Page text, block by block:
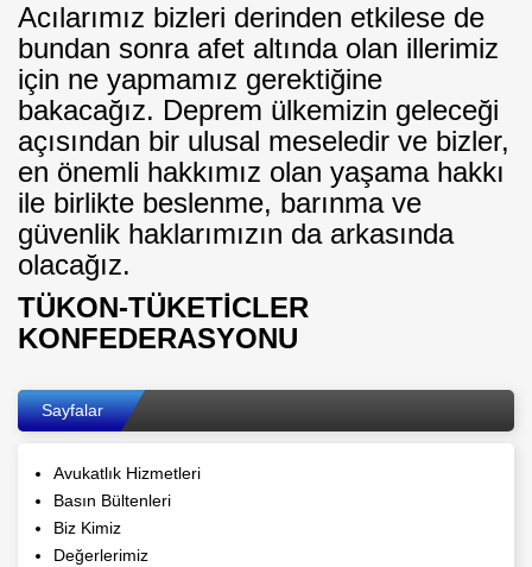
Acılarımız bizleri derinden etkilese de
bundan sonra afet altında olan illerimiz
için ne yapmamız gerektiğine
bakacağız. Deprem ülkemizin geleceği
açısından bir ulusal meseledir ve bizler,
en önemli hakkımız olan yaşama hakkı
ile birlikte beslenme, barınma ve
güvenlik haklarımızın da arkasında
olacağız.
TÜKON-TÜKETİCLER
KONFEDERASYONU
Sayfalar
Avukatlık Hizmetleri
Basın Bültenleri
Biz Kimiz
Değerlerimiz